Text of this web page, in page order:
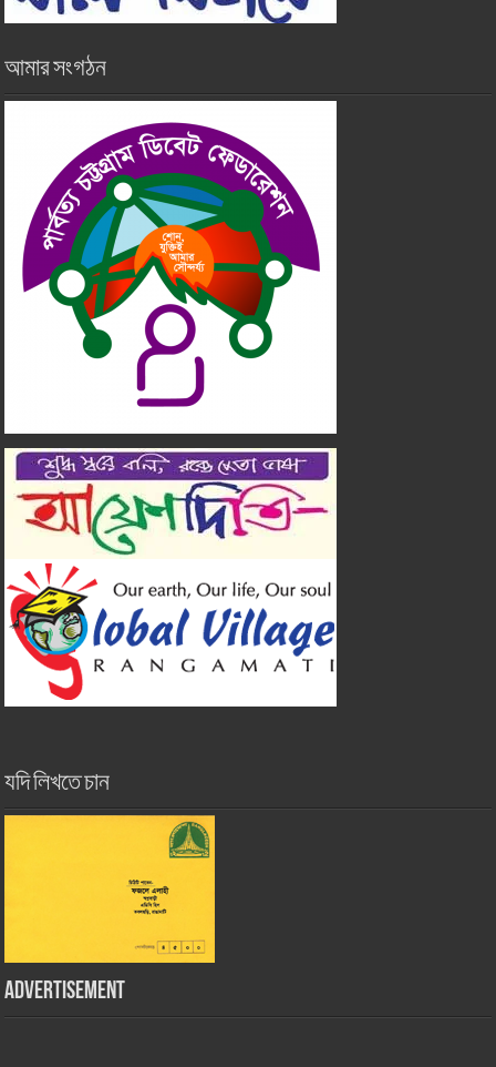
আমার সংগঠন
যদি লিখতে চান
Advertisement